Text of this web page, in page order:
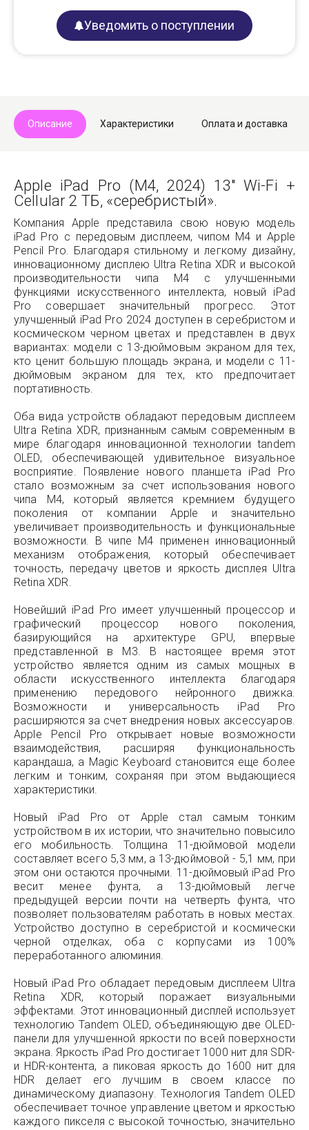
Уведомить о поступлении
Описание Характеристики Оплата и доставка
Apple iPad Pro (M4, 2024) 13" Wi-Fi +
Cellular 2 TБ, «серебристый».
Компания Apple представила свою новую модель
iPad Pro с передовым дисплеем, чипом M4 и Apple
Pencil Pro. Благодаря стильному и легкому дизайну,
инновационному дисплею Ultra Retina XDR и высокой
производительности чипа M4 с улучшенными
функциями искусственного интеллекта, новый iPad
Pro совершает значительный прогресс. Этот
улучшенный iPad Pro 2024 доступен в серебристом и
космическом черном цветах и представлен в двух
вариантах: модели с 13-дюймовым экраном для тех,
кто ценит большую площадь экрана, и модели с 11-
дюймовым экраном для тех, кто предпочитает
портативность.
Оба вида устройств обладают передовым дисплеем
Ultra Retina XDR, признанным самым современным в
мире благодаря инновационной технологии tandem
OLED, обеспечивающей удивительное визуальное
восприятие. Появление нового планшета iPad Pro
стало возможным за счет использования нового
чипа M4, который является кремнием будущего
поколения от компании Apple и значительно
увеличивает производительность и функциональные
возможности. В чипе M4 применен инновационный
механизм отображения, который обеспечивает
точность, передачу цветов и яркость дисплея Ultra
Retina XDR.
Новейший iPad Pro имеет улучшенный процессор и
графический процессор нового поколения,
базирующийся на архитектуре GPU, впервые
представленной в M3. В настоящее время этот
устройство является одним из самых мощных в
области искусственного интеллекта благодаря
применению передового нейронного движка.
Возможности и универсальность iPad Pro
расширяются за счет внедрения новых аксессуаров.
Apple Pencil Pro открывает новые возможности
взаимодействия, расширяя функциональность
карандаша, а Magic Keyboard становится еще более
легким и тонким, сохраняя при этом выдающиеся
характеристики.
Новый iPad Pro от Apple стал самым тонким
устройством в их истории, что значительно повысило
его мобильность. Толщина 11-дюймовой модели
составляет всего 5,3 мм, а 13-дюймовой - 5,1 мм, при
этом они остаются прочными. 11-дюймовый iPad Pro
весит менее фунта, а 13-дюймовый легче
предыдущей версии почти на четверть фунта, что
позволяет пользователям работать в новых местах.
Устройство доступно в серебристой и космически
черной отделках, оба с корпусами из 100%
переработанного алюминия.
Новый iPad Pro обладает передовым дисплеем Ultra
Retina XDR, который поражает визуальными
эффектами. Этот инновационный дисплей использует
технологию Tandem OLED, объединяющую две OLED-
панели для улучшенной яркости по всей поверхности
экрана. Яркость iPad Pro достигает 1000 нит для SDR-
и HDR-контента, а пиковая яркость до 1600 нит для
HDR делает его лучшим в своем классе по
динамическому диапазону. Технология Tandem OLED
обеспечивает точное управление цветом и яркостью
каждого пикселя с высокой точностью, значительно